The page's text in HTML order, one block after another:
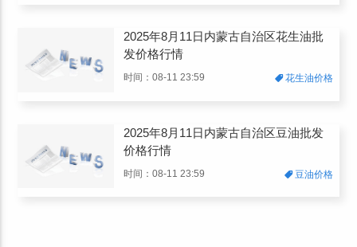
2025年8月11日内蒙古自治区花生油批
发价格行情
时间：08-11 23:59 花生油价格
2025年8月11日内蒙古自治区豆油批发
价格行情
时间：08-11 23:59 豆油价格